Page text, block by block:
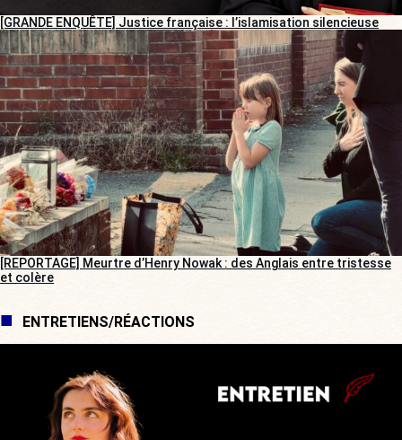
[GRANDE ENQUÊTE] Justice française : l’islamisation silencieuse
[REPORTAGE] Meurtre d’Henry Nowak : des Anglais entre tristesse
et colère
ENTRETIENS/RÉACTIONS